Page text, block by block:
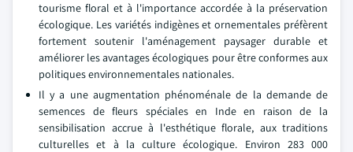
tourisme floral et à l'importance accordée à la préservation
écologique. Les variétés indigènes et ornementales préfèrent
fortement soutenir l'aménagement paysager durable et
améliorer les avantages écologiques pour être conformes aux
politiques environnementales nationales.
Il y a une augmentation phénoménale de la demande de
semences de fleurs spéciales en Inde en raison de la
sensibilisation accrue à l'esthétique florale, aux traditions
culturelles et à la culture écologique. Environ 283 000